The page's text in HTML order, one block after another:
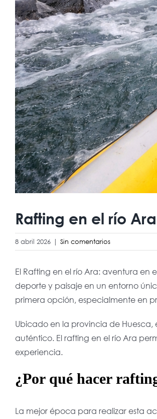
Rafting en el río
8 abril 2026 | Sin comentarios
El Rafting en el río Ara: aventura en
deporte y paisaje en un entorno
primera opción, especialmente en
Ubicado en la provincia de Huesca,
auténtico. El rafting en el río Ara
experiencia.
¿Por qué hacer
La mejor época para realizar esta